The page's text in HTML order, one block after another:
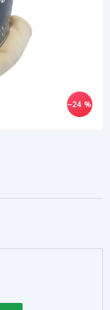
–24 %